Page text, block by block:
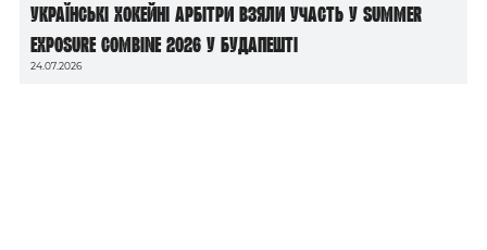
Українські хокейні арбітри взяли участь у Summer
Exposure Combine 2026 у Будапешті
24.07.2026